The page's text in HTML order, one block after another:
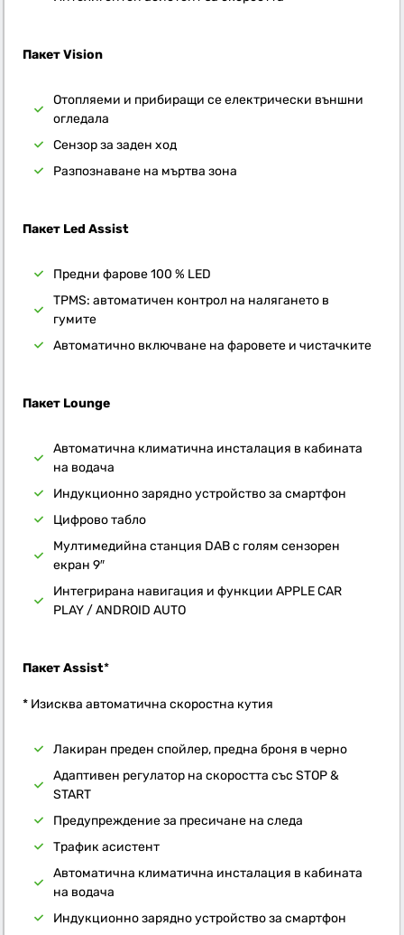
Пакет Vision
Отопляеми и прибиращи се електрически външни
огледала
Сензор за заден ход
Разпознаване на мъртва зона
Пакет Led Assist
Предни фарове 100 % LED
TPMS: автоматичен контрол на налягането в
гумите
Автоматично включване на фаровете и чистачките
Пакет Lounge
Автоматична климатична инсталация в кабината
на водача
Индукционно зарядно устройство за смартфон
Цифрово табло
Мултимедийна станция DAB с голям сензорен
екран 9″
Интегрирана навигация и функции APPLE CAR
PLAY / ANDROID AUTO
Пакет Assist*
* Изисква автоматична скоростна кутия
Лакиран преден спойлер, предна броня в черно
Адаптивен регулатор на скоростта със STOP &
START
Предупреждение за пресичане на следа
Трафик асистент
Автоматична климатична инсталация в кабината
на водача
Индукционно зарядно устройство за смартфон